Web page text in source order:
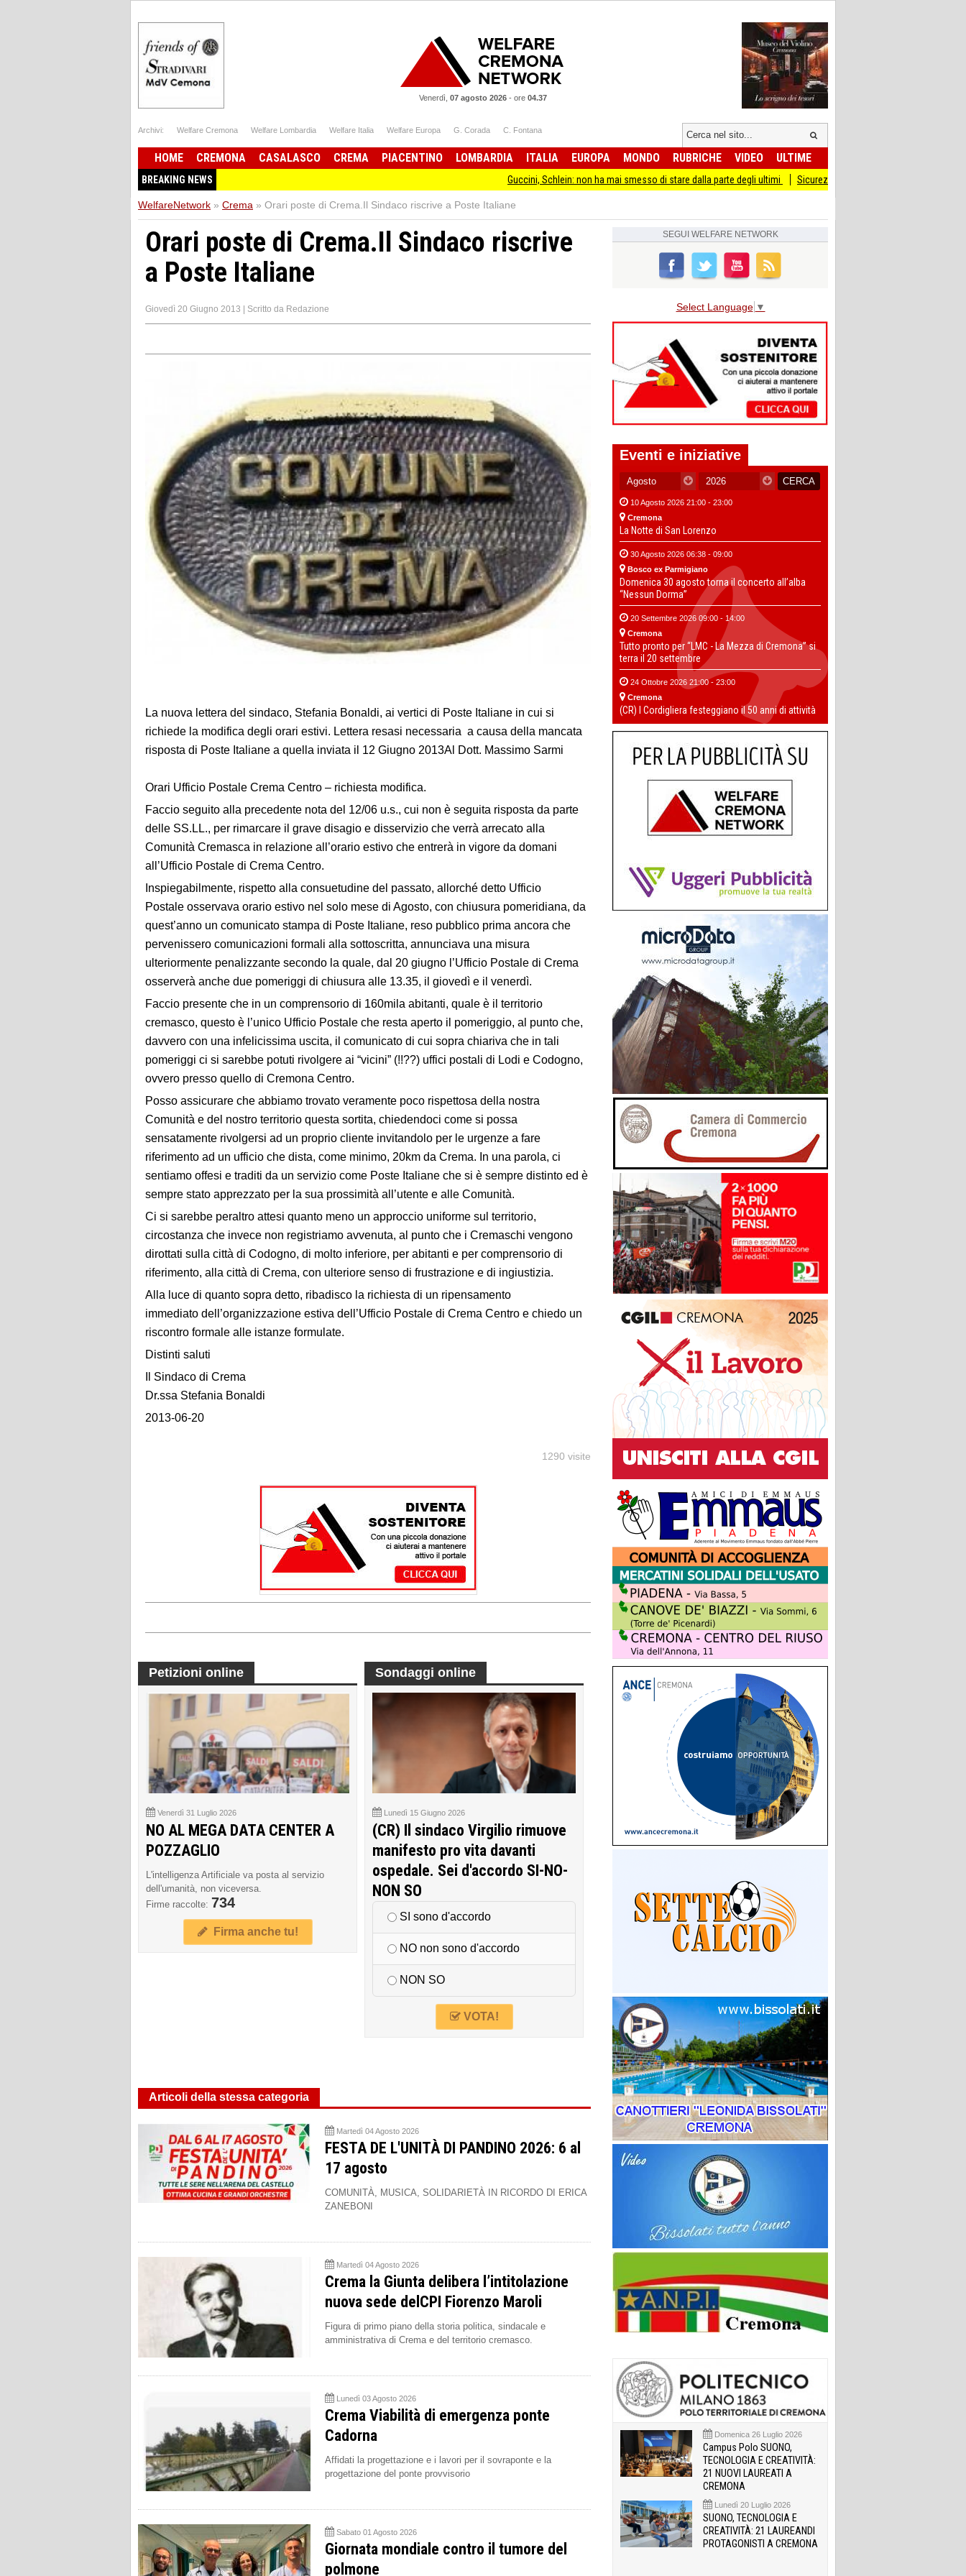
Venerdì, 07 agosto 2026 - ore 04.37
Archivi: Welfare Cremona Welfare Lombardia Welfare Italia Welfare Europa G. Corada C. Fontana
HOME CREMONA CASALASCO CREMA PIACENTINO LOMBARDIA ITALIA EUROPA MONDO RUBRICHE VIDEO ULTIME
BREAKING NEWS Guccini, Schlein: non ha mai smesso di stare dalla parte degli ultimi Sicurezza I Giovani Democratici ribattono ai Giovani di
WelfareNetwork » Crema » Orari poste di Crema.Il Sindaco riscrive a Poste Italiane
Orari poste di Crema.Il Sindaco riscrive
a Poste Italiane
Giovedì 20 Giugno 2013 | Scritto da Redazione
La nuova lettera del sindaco, Stefania Bonaldi, ai vertici di Poste Italiane in cui si
richiede la modifica degli orari estivi. Lettera resasi necessaria a causa della mancata
risposta di Poste Italiane a quella inviata il 12 Giugno 2013Al Dott. Massimo Sarmi
Orari Ufficio Postale Crema Centro – richiesta modifica.
Faccio seguito alla precedente nota del 12/06 u.s., cui non è seguita risposta da parte
delle SS.LL., per rimarcare il grave disagio e disservizio che verrà arrecato alla
Comunità Cremasca in relazione all’orario estivo che entrerà in vigore da domani
all’Ufficio Postale di Crema Centro.
Inspiegabilmente, rispetto alla consuetudine del passato, allorché detto Ufficio
Postale osservava orario estivo nel solo mese di Agosto, con chiusura pomeridiana, da
quest’anno un comunicato stampa di Poste Italiane, reso pubblico prima ancora che
pervenissero comunicazioni formali alla sottoscritta, annunciava una misura
ulteriormente penalizzante secondo la quale, dal 20 giugno l’Ufficio Postale di Crema
osserverà anche due pomeriggi di chiusura alle 13.35, il giovedì e il venerdì.
Faccio presente che in un comprensorio di 160mila abitanti, quale è il territorio
cremasco, questo è l’unico Ufficio Postale che resta aperto il pomeriggio, al punto che,
davvero con una infelicissima uscita, il comunicato di cui sopra chiariva che in tali
pomeriggi ci si sarebbe potuti rivolgere ai “vicini” (!!??) uffici postali di Lodi e Codogno,
ovvero presso quello di Cremona Centro.
Posso assicurare che abbiamo trovato veramente poco rispettosa della nostra
Comunità e del nostro territorio questa sortita, chiedendoci come si possa
sensatamente rivolgersi ad un proprio cliente invitandolo per le urgenze a fare
riferimento ad un ufficio che dista, come minimo, 20km da Crema. In una parola, ci
sentiamo offesi e traditi da un servizio come Poste Italiane che si è sempre distinto ed è
sempre stato apprezzato per la sua prossimità all’utente e alle Comunità.
Ci si sarebbe peraltro attesi quanto meno un approccio uniforme sul territorio,
circostanza che invece non registriamo avvenuta, al punto che i Cremaschi vengono
dirottati sulla città di Codogno, di molto inferiore, per abitanti e per comprensorio di
riferimento, alla città di Crema, con ulteriore senso di frustrazione e di ingiustizia.
Alla luce di quanto sopra detto, ribadisco la richiesta di un ripensamento
immediato dell’organizzazione estiva dell’Ufficio Postale di Crema Centro e chiedo un
riscontro formale alle istanze formulate.
Distinti saluti
Il Sindaco di Crema
Dr.ssa Stefania Bonaldi
2013-06-20
1290 visite
Petizioni online
Venerdì 31 Luglio 2026
NO AL MEGA DATA CENTER A
POZZAGLIO
L'intelligenza Artificiale va posta al servizio
dell'umanità, non viceversa.
Firme raccolte: 734
Firma anche tu!
Sondaggi online
Lunedì 15 Giugno 2026
(CR) Il sindaco Virgilio rimuove
manifesto pro vita davanti
ospedale. Sei d'accordo SI-NO-
NON SO
SI sono d'accordo
NO non sono d'accordo
NON SO
VOTA!
Articoli della stessa categoria
Martedì 04 Agosto 2026
FESTA DE L'UNITÀ DI PANDINO 2026: 6 al
17 agosto
COMUNITÀ, MUSICA, SOLIDARIETÀ IN RICORDO DI ERICA
ZANEBONI
Martedì 04 Agosto 2026
Crema la Giunta delibera l’intitolazione
nuova sede delCPI Fiorenzo Maroli
Figura di primo piano della storia politica, sindacale e
amministrativa di Crema e del territorio cremasco.
Lunedì 03 Agosto 2026
Crema Viabilità di emergenza ponte
Cadorna
Affidati la progettazione e i lavori per il sovraponte e la
progettazione del ponte provvisorio
Sabato 01 Agosto 2026
Giornata mondiale contro il tumore del
polmone
SEGUI WELFARE NETWORK
Select Language ▼
Eventi e iniziative
10 Agosto 2026 21:00 - 23:00
Cremona
La Notte di San Lorenzo
30 Agosto 2026 06:38 - 09:00
Bosco ex Parmigiano
Domenica 30 agosto torna il concerto all’alba
“Nessun Dorma”
20 Settembre 2026 09:00 - 14:00
Cremona
Tutto pronto per “LMC - La Mezza di Cremona” si
terra il 20 settembre
24 Ottobre 2026 21:00 - 23:00
Cremona
(CR) I Cordigliera festeggiano il 50 anni di attività
Domenica 26 Luglio 2026
Campus Polo SUONO,
TECNOLOGIA E CREATIVITÀ:
21 NUOVI LAUREATI A
CREMONA
Lunedì 20 Luglio 2026
SUONO, TECNOLOGIA E
CREATIVITÀ: 21 LAUREANDI
PROTAGONISTI A CREMONA